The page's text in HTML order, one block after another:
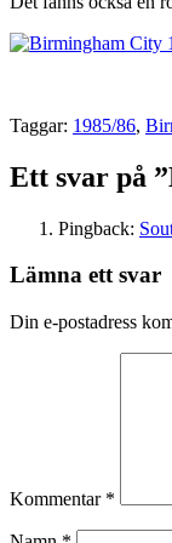
Taggar: 1985/86,
Ett svar på
Pingback:
Lämna ett svar
Din e-postadress
Kommentar *